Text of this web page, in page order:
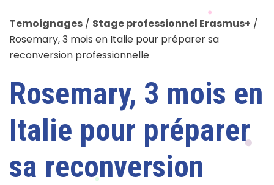
Temoignages / Stage professionnel Erasmus+ /
Rosemary, 3 mois en Italie pour préparer sa
reconversion professionnelle
Rosemary, 3 mois en
Italie pour préparer
sa reconversion